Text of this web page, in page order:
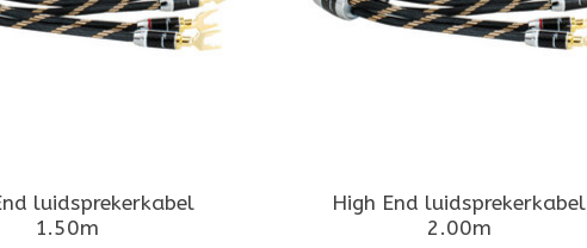
luidsprekerkabel
1.50m
High End luidsprekerkabel
2.00m